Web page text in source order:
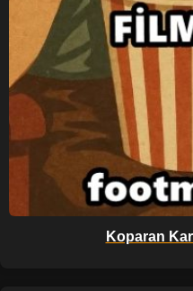
Koparan